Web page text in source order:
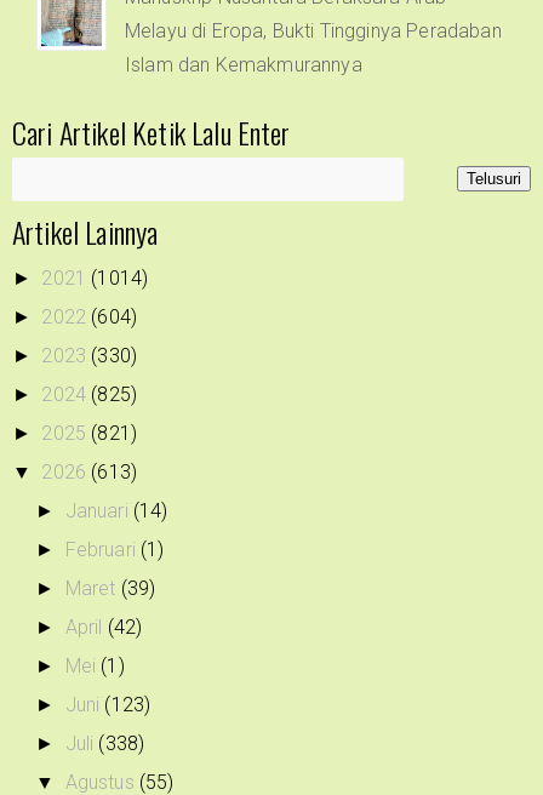
Melayu di Eropa, Bukti Tingginya Peradaban
Islam dan Kemakmurannya
Cari Artikel Ketik Lalu Enter
Artikel Lainnya
► 2021 (1014)
► 2022 (604)
► 2023 (330)
► 2024 (825)
► 2025 (821)
▼ 2026 (613)
► Januari (14)
► Februari (1)
► Maret (39)
► April (42)
► Mei (1)
► Juni (123)
► Juli (338)
▼ Agustus (55)